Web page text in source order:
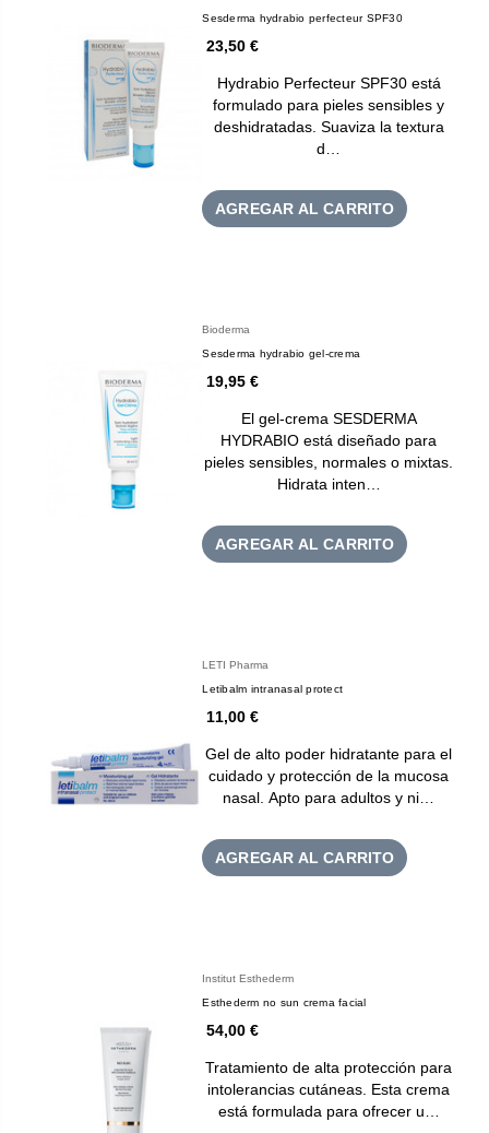
Sesderma hydrabio perfecteur SPF30
23,50 €
Hydrabio Perfecteur SPF30 está
formulado para pieles sensibles y
deshidratadas. Suaviza la textura
d…
AGREGAR AL CARRITO
Bioderma
Sesderma hydrabio gel-crema
19,95 €
El gel-crema SESDERMA
HYDRABIO está diseñado para
pieles sensibles, normales o mixtas.
Hidrata inten…
AGREGAR AL CARRITO
LETI Pharma
Letibalm intranasal protect
11,00 €
Gel de alto poder hidratante para el
cuidado y protección de la mucosa
nasal. Apto para adultos y ni…
AGREGAR AL CARRITO
Institut Esthederm
Esthederm no sun crema facial
54,00 €
Tratamiento de alta protección para
intolerancias cutáneas. Esta crema
está formulada para ofrecer u…